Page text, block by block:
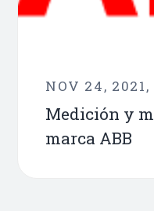
NOV 24, 2021,
Medición y
marca ABB